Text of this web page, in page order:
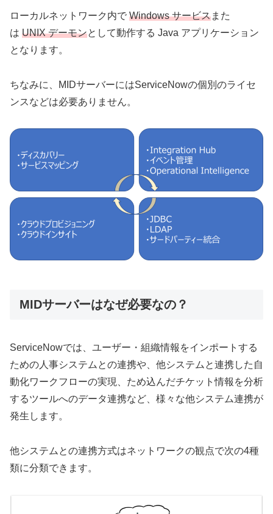
ローカルネットワーク内で Windows サービスまた
は UNIX デーモンとして動作する Java アプリケーション
となります。
ちなみに、MIDサーバーにはServiceNowの個別のライセ
ンスなどは必要ありません。
MIDサーバーはなぜ必要なの？
ServiceNowでは、ユーザー・組織情報をインポートする
ための人事システムとの連携や、他システムと連携した自
動化ワークフローの実現、ため込んだチケット情報を分析
するツールへのデータ連携など、様々な他システム連携が
発生します。
他システムとの連携方式はネットワークの観点で次の4種
類に分類できます。